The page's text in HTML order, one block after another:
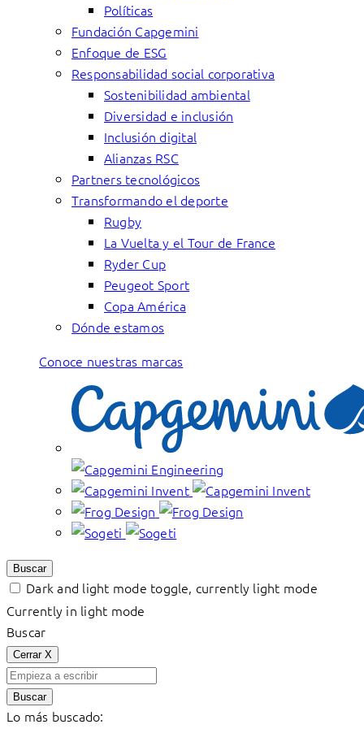
Políticas
Fundación Capgemini
Enfoque de ESG
Responsabilidad social corporativa
Sostenibilidad ambiental
Diversidad e inclusión
Inclusión digital
Alianzas RSC
Partners tecnológicos
Transformando el deporte
Rugby
La Vuelta y el Tour de France
Ryder Cup
Peugeot Sport
Copa América
Dónde estamos
Conoce nuestras marcas
Buscar
Dark and light mode toggle, currently light mode
Currently in light mode
Buscar
Cerrar X
Buscar
Lo más buscado: